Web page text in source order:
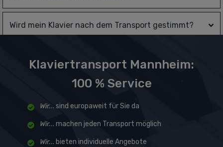
Wird mein Klavier nach dem Transport gestimmt?
Klaviertransport Mannheim:
100 % Service
Wir... sind europaweit für Sie da
Wir... machen jeden Transport möglich
Wir... bieten individuelle Angebote